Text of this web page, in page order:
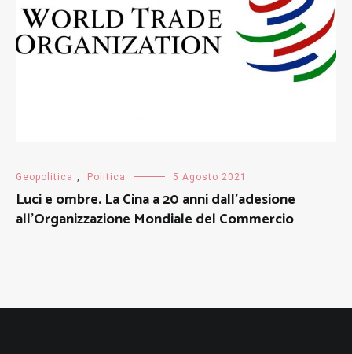
Geopolitica Politica 5 Agosto 2021
Luci e ombre. La Cina a 20 anni dall’adesione
all’Organizzazione Mondiale del Commercio